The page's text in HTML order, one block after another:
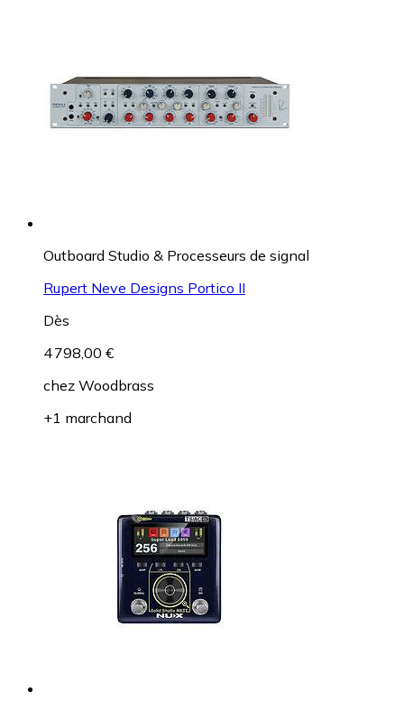
Outboard Studio & Processeurs de signal
Rupert Neve Designs Portico II
Dès
4 798,00 €
chez Woodbrass
+1 marchand